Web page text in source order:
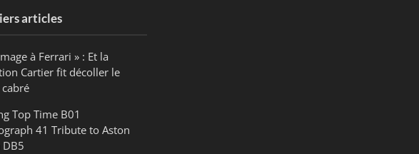
articles
à Ferrari » : Et la
Cartier fit décoller le
Top Time B01
41 Tribute to Aston